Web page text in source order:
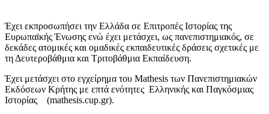
Έχει εκπροσωπήσει την Ελλάδα σε Επιτροπές Ιστορίας της
Ευρωπαϊκής Ένωσης ενώ έχει μετάσχει, ως πανεπιστημιακός, σε
δεκάδες ατομικές και ομαδικές εκπαιδευτικές δράσεις σχετικές με
τη Δευτεροβάθμια και Τριτοβάθμια Εκπαίδευση.
Έχει μετάσχει στο εγχείρημα του Mathesis των Πανεπιστημιακών
Εκδόσεων Κρήτης με επτά ενότητες Ελληνικής και Παγκόσμιας
Ιστορίας (mathesis.cup.gr).